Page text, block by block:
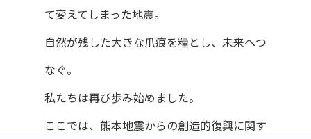
て変えてしまった地震。
自然が残した大きな爪痕を糧とし、未来へつ
なぐ。
私たちは再び歩み始めました。
ここでは、熊本地震からの創造的復興に関す